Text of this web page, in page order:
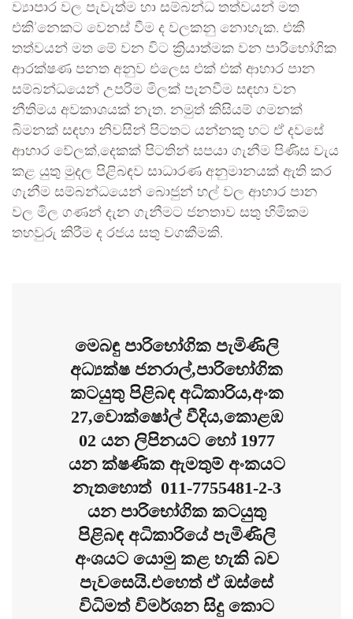
ව්‍යාපාර වල පැවැත්ම හා සම්බන්ධ තත්වයන් මත
එකි’නෙකට වෙනස් වීම ද වලකනු නොහැක. එකී
තත්වයන් මත මේ වන විට ක්‍රියාත්මක වන පාරිභෝගික
ආරක්ෂණ පනත අනුව එලෙස එක් එක් ආහාර පාන
සම්බන්ධයෙන් උපරිම මිලක් පැනවීම සඳහා වන
නීතිමය අවකාශයක් නැත. නමුත් කිසියම් ගමනක්
බිමනක් සඳහා නිවසින් පිටතට යන්නකු හට ඒ දවසේ
ආහාර වේලක්,දෙකක් පිටතින් සපයා ගැනීම පිණිස වැය
කළ යුතු මුදල පිළිබඳව සාධාරණ අනුමානයක් ඇති කර
ගැනීම සම්බන්ධයෙන් බොජුන් හල් වල ආහාර පාන
වල මිල ගණන් දැන ගැනීමට ජනතාව සතු හිමිකම
තහවුරු කිරීම ද රජය සතු වගකීමකි.
මෙබඳු පාරිභෝගික පැමිණිලි
අධ්‍යක්ෂ ජනරාල්,පාරිභෝගික
කටයුතු පිළිබඳ අධිකාරිය,අංක
27,වොක්ෂෝල් වීදිය,කොළඹ
02 යන ලිපිනයට හෝ 1977
යන ක්ෂණික ඇමතුම් අංකයට
නැතහොත් 011-7755481-2-3
යන පාරිභෝගික කටයුතු
පිළිබඳ අධිකාරියේ පැමිණිලි
අංශයට යොමු කළ හැකි බව
පැවසෙයි.එහෙත් ඒ ඔස්සේ
විධිමත් විමර්ශන සිදු කොට